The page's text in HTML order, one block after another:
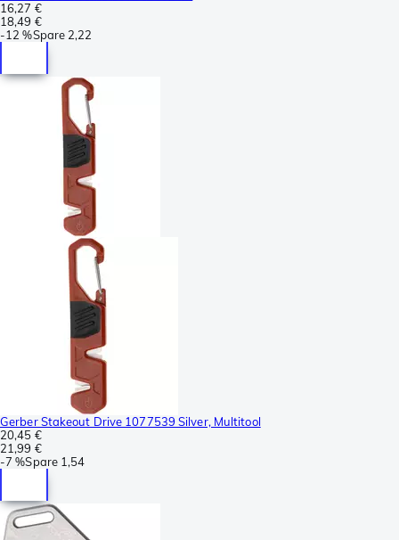
16,27 €
18,49 €
-12 %Spare 2,22
Gerber Stakeout Drive 1077539 Silver, Multitool
20,45 €
21,99 €
-7 %Spare 1,54